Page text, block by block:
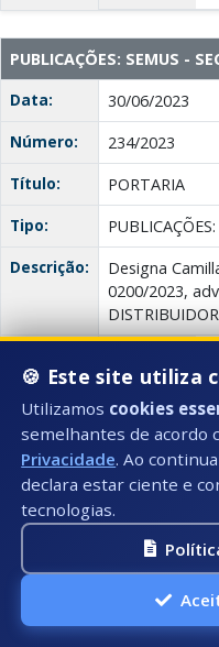
PUBLICAÇÕES: SEMUS -
Data:
30/06/2023
Número:
234/2023
Título:
PORTARIA
Tipo:
Descrição:
Designa
0200/2023,
Descrição:
PUBLICAÇÕES: SEMUS -
Data:
30/06/2023
Número:
Título:
PORTARIA
Tipo:
🍪 Este site utiliza
Utilizamos cookies
semelhantes de acordo
Privacidade. Ao
declara estar ciente e
tecnologias.